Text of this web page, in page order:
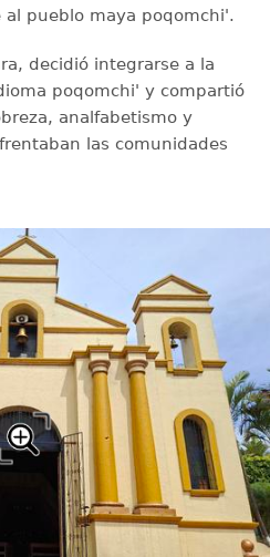
pueblo maya poqomchi'.
decidió integrarse a la
poqomchi' y compartió
analfabetismo y
las comunidades